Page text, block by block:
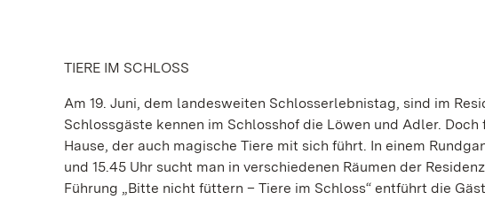
TIERE IM SCHLOSS
Am 19. Juni, dem landesweiten Schlosserlebnistag, sind im
Schlossgäste kennen im Schlosshof die Löwen und Adler.
Hause, der auch magische Tiere mit sich führt. In einem
und 15.45 Uhr sucht man in verschiedenen Räumen der
Führung „Bitte nicht füttern – Tiere im Schloss“ entführt die